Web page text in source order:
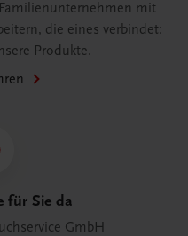
mit
die eines verbindet:
Produkte.
für Sie da
GmbH